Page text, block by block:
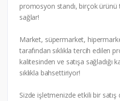
promosyon standı, birçok
sağlar!
Market, süpermarket,
tarafından sıklıkla tercih edilen
kalitesinden ve satışa sağladığı
sıklıkla bahsettiriyor!
Sizde işletmenizde etkili bir satış